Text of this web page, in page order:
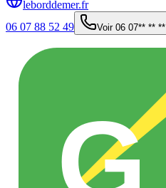
leborddemer.fr
06 07 88 52 49
Voir 06 07** ** **
G